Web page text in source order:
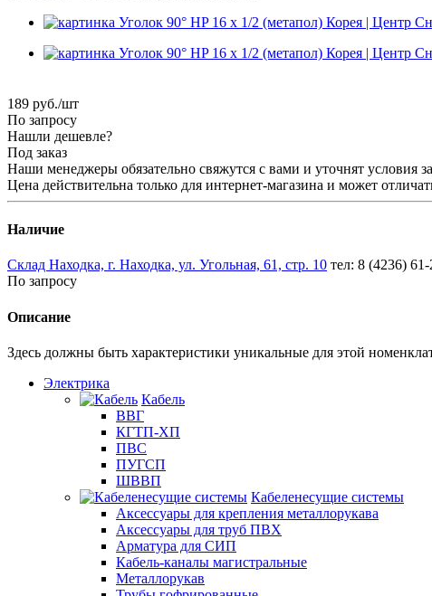
189 руб./шт
По запросу
Нашли дешевле?
Под заказ
Наши менеджеры обязательно свяжутся с вами и уточнят условия
Цена действительна только для интернет-магазина и может
Наличие
Склад Находка, г. Находка, ул. Угольная, 61, стр. 10 тел: 8 (4236)
По запросу
Описание
Здесь должны быть характеристики уникальные для этой
Электрика
Кабель
ВВГ
КГТП-ХП
ПВС
ПУГСП
ШВВП
Кабеленесущие системы
Аксессуары для крепления металлорукава
Аксессуары для труб ПВХ
Арматура для СИП
Кабель-каналы магистральные
Металлорукав